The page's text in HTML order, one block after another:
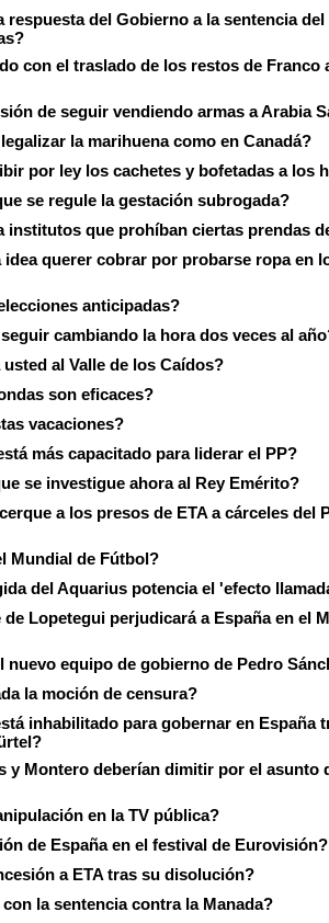
respuesta del Gobierno a la sentencia
con el traslado de los restos de Franco
de seguir vendiendo armas a Arabia
la marihuena como en Canadá?
por ley los cachetes y bofetadas a los
se regule la gestación subrogada?
institutos que prohíban ciertas prendas
idea querer cobrar por probarse ropa en
anticipadas?
cambiando la hora dos veces al
al Valle de los Caídos?
son eficaces?
vacaciones?
más capacitado para liderar el PP?
se investigue ahora al Rey Emérito?
a los presos de ETA a cárceles del
Mundial de Fútbol?
del Aquarius potencia el 'efecto
de Lopetegui perjudicará a España en el
nuevo equipo de gobierno de Pedro
la moción de censura?
inhabilitado para gobernar en España
y Montero deberían dimitir por el asunto
en la TV pública?
de España en el festival de Eurovisión?
a ETA tras su disolución?
la sentencia contra la Manada?